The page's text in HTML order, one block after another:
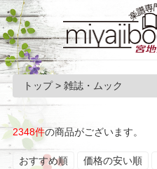
トップ> 雑誌・ムック
2348件の商品がございます。
おすすめ順 価格の安い順